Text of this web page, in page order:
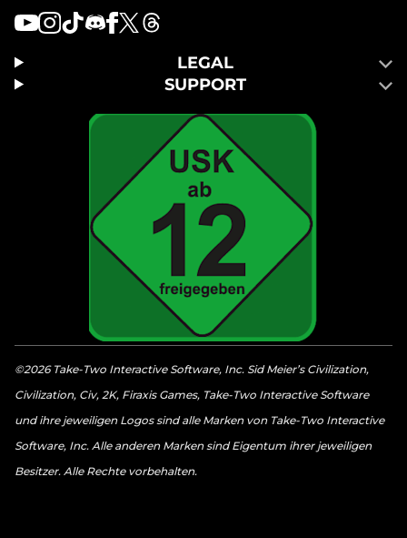
LEGAL
SUPPORT
©2026 Take-Two Interactive Software, Inc. Sid Meier’s Civilization,
Civilization, Civ, 2K, Firaxis Games, Take-Two Interactive Software
und ihre jeweiligen Logos sind alle Marken von Take-Two Interactive
Software, Inc. Alle anderen Marken sind Eigentum ihrer jeweiligen
Besitzer. Alle Rechte vorbehalten.